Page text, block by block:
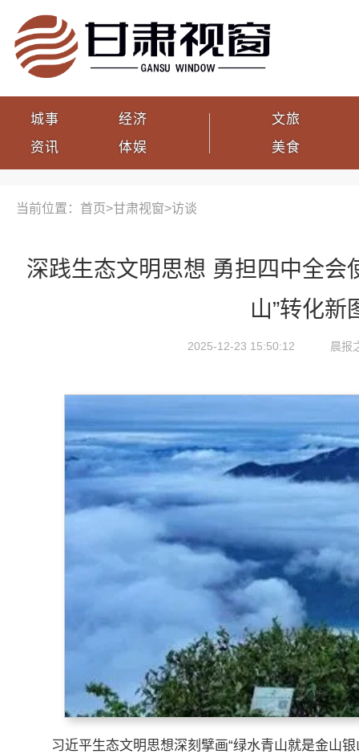
城事
资讯
经济
体娱
文旅
美食
当前位置：首页>甘肃视窗>访谈
深践生态文明思想 勇担四中全会
山”转化新
2025-12-23 15:50:12 晨报
习近平生态文明思想深刻擘画“绿水青山就是金山